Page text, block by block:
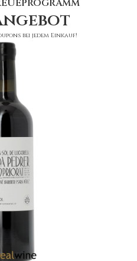
bei jedem Einkauf!